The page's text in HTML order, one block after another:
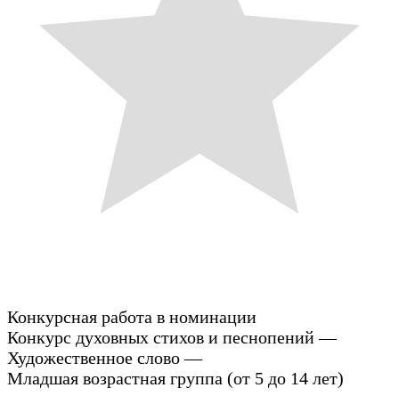
Конкурсная работа в номинации
Конкурс духовных стихов и песнопений —
Художественное слово —
Младшая возрастная группа (от 5 до 14 лет)